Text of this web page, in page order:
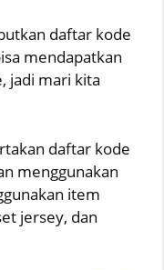
daftar kode
mendapatkan
jadi mari kita
daftar kode
menggunakan
item
jersey, dan